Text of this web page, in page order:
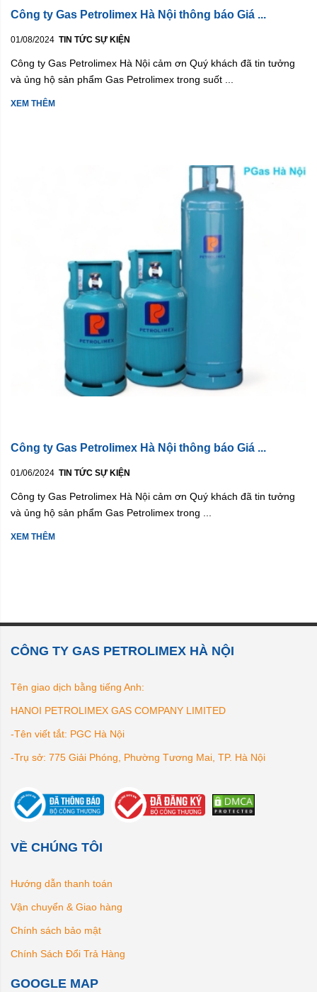
Công ty Gas Petrolimex Hà Nội thông báo Giá ...
01/08/2024 TIN TỨC SỰ KIỆN
Công ty Gas Petrolimex Hà Nội cảm ơn Quý khách đã tin tưởng
và ủng hộ sản phẩm Gas Petrolimex trong suốt ...
XEM THÊM
Công ty Gas Petrolimex Hà Nội thông báo Giá ...
01/06/2024 TIN TỨC SỰ KIỆN
Công ty Gas Petrolimex Hà Nội cảm ơn Quý khách đã tin tưởng
và ủng hộ sản phẩm Gas Petrolimex trong ...
XEM THÊM
CÔNG TY GAS PETROLIMEX HÀ NỘI
Tên giao dịch bằng tiếng Anh:
HANOI PETROLIMEX GAS COMPANY LIMITED
-Tên viết tắt: PGC Hà Nội
-Trụ sở: 775 Giải Phóng, Phường Tương Mai, TP. Hà Nội
VỀ CHÚNG TÔI
Hướng dẫn thanh toán
Vận chuyển & Giao hàng
Chính sách bảo mật
Chính Sách Đổi Trả Hàng
GOOGLE MAP